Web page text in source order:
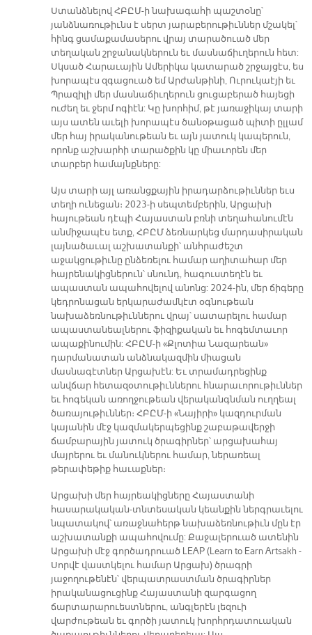
Ստանձնելով ՀԲԸՄ-ի նախագահի պաշտօնը՝
յանձնառութիւնս է սերտ յարաբերութիւններ մշակել՝
հինգ ցամաքամասերու վրայ տարածուած մեր
տեղական շրջանակներուն եւ մասնաճիւղերուն հետ:
Սկսած Հարաւային Ամերիկա կատարած շրջայցէս, ես
խորապէս զգացուած եմ Արժանթինի, Ուրուկաէյի եւ
Պրազիլի մեր մասնաճիւղերուն ցուցաբերած հայեցի
ուժեղ եւ ջերմ ոգիէն: Կը խորհիմ, թէ յառաջիկայ տարի
այս ատեն աւելի խորապէս ծանօթացած պիտի ըլլամ
մեր հայ իրականութեան եւ այն յատուկ կապերուն,
որոնք աշխարհի տարածքին կը միաւորեն մեր
տարբեր համայնքները:
Այս տարի այլ առանցքային իրադարձութիւններ եւս
տեղի ունեցան։ 2023-ի սեպտեմբերին, Արցախի
հայութեան դէպի Հայաստան բռնի տեղահանումէն
անմիջապէս ետք, ՀԲԸՄ ձեռնարկեց մարդասիրական
լայնածաւալ աշխատանքի՝ անհրաժեշտ
աջակցութիւնը ընձեռելու համար աղիտահար մեր
հայրենակիցներուն՝ սնունդ, հագուստեղէն եւ
ապաստան ապահովելով անոնց: 2024-ին, մեր ճիգերը
կեդրոնացան երկարաժամկէտ օգնութեան
նախաձեռնութիւններու վրայ՝ սատարելու համար
ապաստանեալներու ֆիզիքական եւ հոգեմտաւոր
ապաքինումին: ՀԲԸՄ-ի «Քլոտիա Նազարեան»
դարմանատան անձնակազմին միացան
մասնագէտներ Արցախէն: Եւ տրամադրեցինք
անվճար հետազօտութիւններու հնարաւորութիւններ
եւ հոգեկան առողջութեան վերականգնման ուղղեալ
ծառայութիւններ։ ՀԲԸՄ-ի «Նայիրի» կազդուրման
կայանին մէջ կազմակերպեցինք շաբաթավերջի
ճամբարային յատուկ ծրագիրներ՝ արցախահայ
մայրերու եւ մանուկներու համար, ներառեալ
թերափեթիք հաւաքներ։
Արցախի մեր հայրեակիցները Հայաստանի
հասարակական-տնտեսական կեանքին ներգրաւելու
նպատակով՝ առաջնահերթ նախաձեռնութիւն մըն էր
աշխատանքի ապահովումը: Քաջալերուած ատենին
Արցախի մէջ գործադրուած LEAP (Learn to Earn Artsakh -
Սորվէ վաստկելու համար Արցախ) ծրագրի
յաջողութենէն՝ վերպատրաստման ծրագիրներ
իրականացուցինք Հայաստանի զարգացող
ճարտարարուեստներու, անգլերէն լեզուի
վարժութեան եւ գործի յատուկ խորհրդատուական